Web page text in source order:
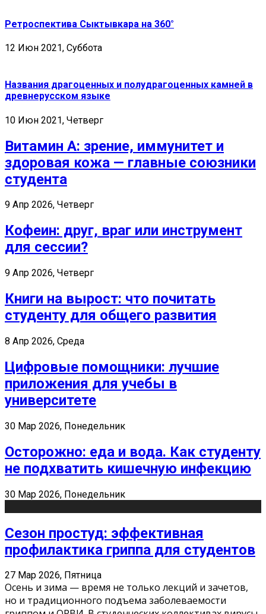
Ретроспектива Сыктывкара на 360°
12 Июн 2021, Суббота
Названия драгоценных и полудрагоценных камней в
древнерусском языке
10 Июн 2021, Четверг
Витамин А: зрение, иммунитет и
здоровая кожа — главные союзники
студента
9 Апр 2026, Четверг
Кофеин: друг, враг или инструмент
для сессии?
9 Апр 2026, Четверг
Книги на вырост: что почитать
студенту для общего развития
8 Апр 2026, Среда
Цифровые помощники: лучшие
приложения для учебы в
университете
30 Мар 2026, Понедельник
Осторожно: еда и вода. Как студенту
не подхватить кишечную инфекцию
30 Мар 2026, Понедельник
Сезон простуд: эффективная
профилактика гриппа для студентов
27 Мар 2026, Пятница
Осень и зима — время не только лекций и зачетов,
но и традиционного подъема заболеваемости